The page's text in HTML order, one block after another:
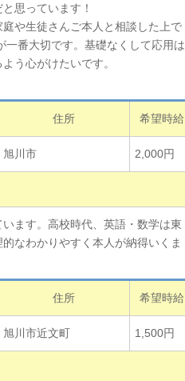
思っています！
や生徒さんご本人と相談した上で
番大切です。基礎なくして応用は
う心がけたいです。
住所 希望時給
旭川市 2,000円
ます。高校時代、英語・数学は東
なわかりやすく本人が納得いくま
住所 希望時給
旭川市近文町 1,500円